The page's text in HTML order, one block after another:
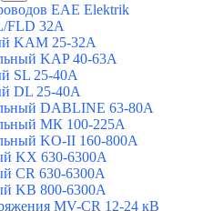
EAE Elektrik
FLD 32A
KAM 25-32А
KAP 40-63A
SL 25-40А
DL 25-40А
DABLINE 63-80A
МК 100-225А
KO-II 160-800А
KX 630-6300А
CR 630-6300А
KB 800-6300А
MV-CR 12-24 кВ